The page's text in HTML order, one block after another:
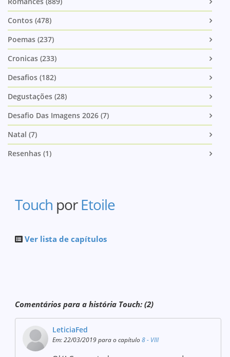
Contos (478)
Poemas (237)
Cronicas (233)
Desafios (182)
Degustações (28)
Desafio Das Imagens 2026 (7)
Natal (7)
Resenhas (1)
Touch porEtoile
Ver lista de capítulos
Comentários para a história Touch: (2)
LeticiaFed
Em: 22/03/2019 para o capítulo8 - VIII